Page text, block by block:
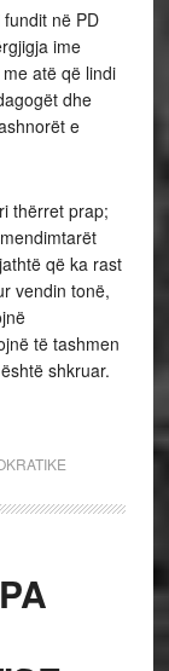
në PD
ime
atë që lindi
dhe
e
thërret prap;
që ka rast
vendin tonë,
të tashmen
shkruar.